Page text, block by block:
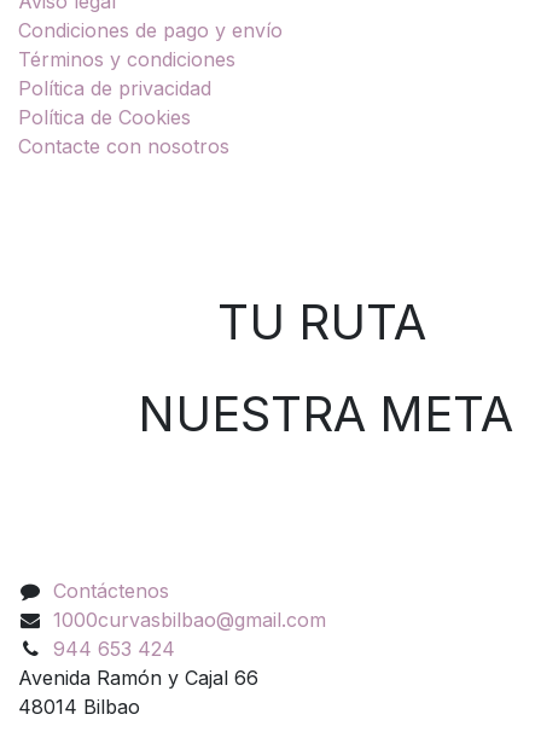
Condiciones de pago y envío
Términos y condiciones
Política de privacidad
Política de Cookies
Contacte con nosotros
TU RUTA
NUESTRA META
Contáctenos
1000curvasbilbao@gmail.com
944 653 424
Avenida Ramón y Cajal 66
48014 Bilbao